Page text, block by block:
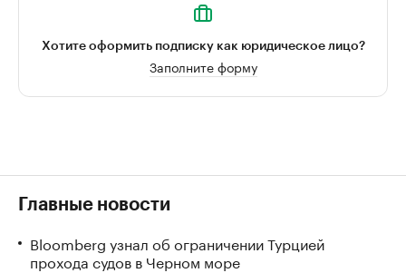
Хотите оформить подписку как юридическое лицо?
Заполните форму
Главные новости
Bloomberg узнал об ограничении Турцией
прохода судов в Черном море